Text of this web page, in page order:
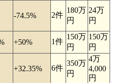
-74.5% 2件
180万
円
24万
円
+50% 1件
150万
円
150万
円
+32.35% 6件
350万
円
4万
4,000
円